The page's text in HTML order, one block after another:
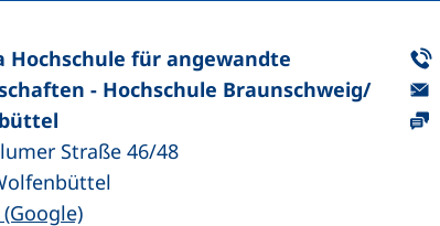
Hochschule für angewandte
- Hochschule Braunschweig/​
Straße 46/48
(externer Link, öffnet neues Fenster)